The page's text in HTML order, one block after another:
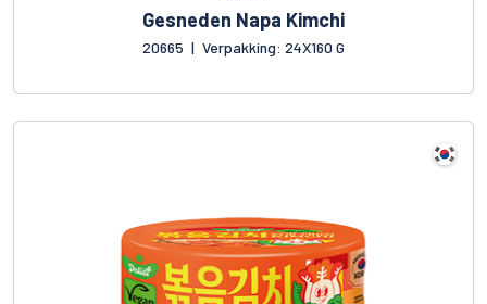
Gesneden Napa Kimchi
20665 | Verpakking: 24X160 G